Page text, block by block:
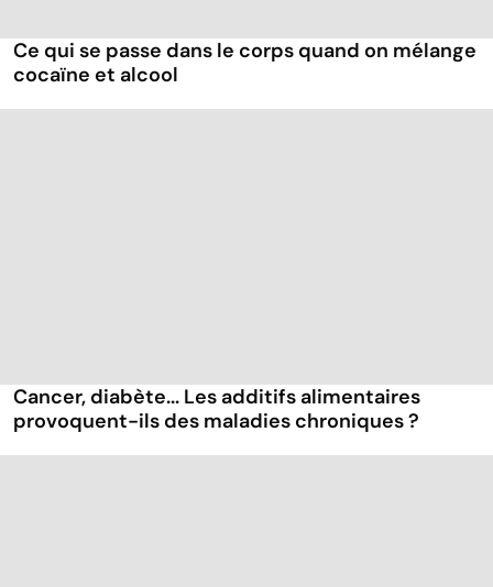
Ce qui se passe dans le corps quand on mélange
cocaïne et alcool
Cancer, diabète... Les additifs alimentaires
provoquent-ils des maladies chroniques ?